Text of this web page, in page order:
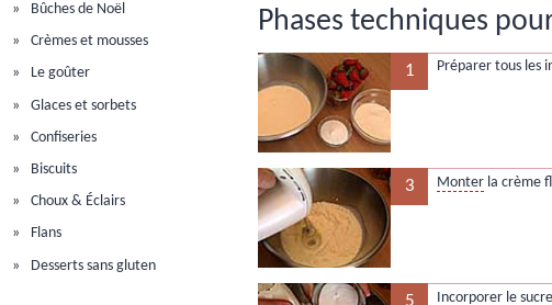
Bûches de Noël
Crèmes et mousses
Le goûter
Glaces et sorbets
Confiseries
Biscuits
Choux & Éclairs
Flans
Desserts sans gluten
Phases techniques
1 Préparer tous les
3 Monter la crème
5
Incorporer le